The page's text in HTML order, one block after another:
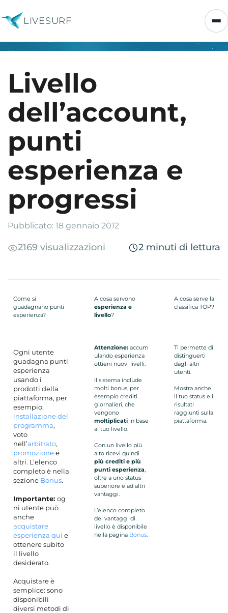
LIVESURF
Livello
dell’account,
punti
esperienza e
progressi
Pubblicato: 18 gennaio 2012
2169 visualizzazioni 2 minuti di lettura
Come si
guadagnano punti
esperienza?
A cosa servono
esperienza e
livello?
A cosa serve la
classifica TOP?
Ogni utente
guadagna punti
esperienza
usando i
prodotti della
piattaforma, per
esempio:
installazione del
programma,
voto
nell’arbitrato,
promozionee
altri. L’elenco
completo è nella
sezione Bonus.
Importante:og
ni utente può
anche
acquistare
esperienza qui e
ottenere subito
il livello
desiderato.
Acquistare è
semplice: sono
disponibili
diversi metodi di
Attenzione: accum
ulando esperienza
ottieni nuovi livelli.
Il sistema include
molti bonus, per
esempio crediti
giornalieri, che
vengono
moltiplicati in base
al tuo livello.
Con un livello più
alto ricevi quindi
più crediti e più
punti esperienza,
oltre a uno status
superiore e ad altri
vantaggi.
L’elenco completo
dei vantaggi di
livello è disponibile
nella pagina Bonus.
Ti permette di
distinguerti
dagli altri
utenti.
Mostra anche
il tuo status e i
risultati
raggiunti sulla
piattaforma.